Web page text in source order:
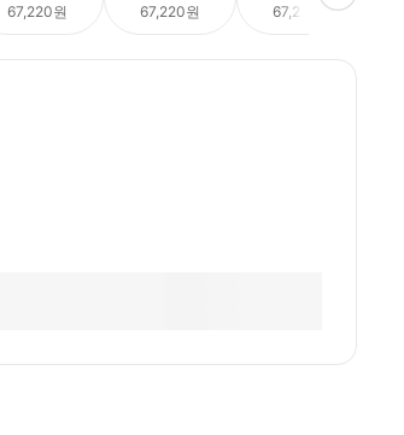
67,220원 67,220원 67,220원